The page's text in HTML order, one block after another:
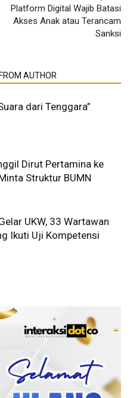
Platform Digital Wajib Batasi
Akses Anak atau Terancam
Sanksi
AUTHOR
dari Tenggara”
Dirut Pertamina ke
Struktur BUMN
UKW, 33 Wartawan
Ikuti Uji Kompetensi